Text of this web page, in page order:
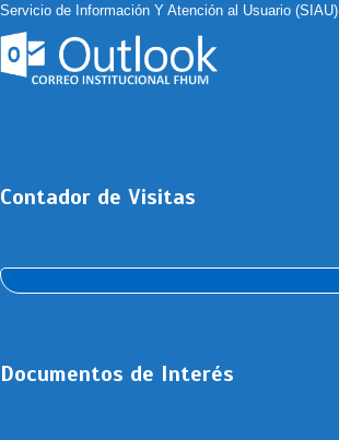
Servicio de Información Y Atención al Usuario (SIAU)
Contador de Visitas
Documentos de Interés